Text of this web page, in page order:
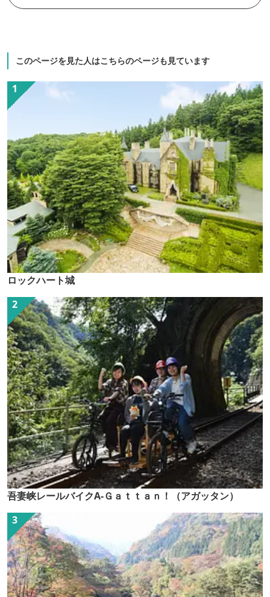
このページを見た人はこちらのページも見ています
ロックハート城
吾妻峡レールバイクA-Ｇａｔｔａｎ！（アガッタン）